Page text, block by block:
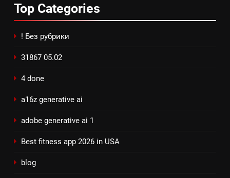
Top Categories
! Без рубрики
31867 05.02
4 done
a16z generative ai
adobe generative ai 1
Best fitness app 2026 in USA
blog